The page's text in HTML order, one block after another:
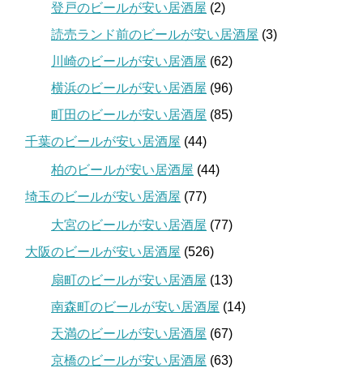
登戸のビールが安い居酒屋 (2)
読売ランド前のビールが安い居酒屋 (3)
川崎のビールが安い居酒屋 (62)
横浜のビールが安い居酒屋 (96)
町田のビールが安い居酒屋 (85)
千葉のビールが安い居酒屋 (44)
柏のビールが安い居酒屋 (44)
埼玉のビールが安い居酒屋 (77)
大宮のビールが安い居酒屋 (77)
大阪のビールが安い居酒屋 (526)
扇町のビールが安い居酒屋 (13)
南森町のビールが安い居酒屋 (14)
天満のビールが安い居酒屋 (67)
京橋のビールが安い居酒屋 (63)